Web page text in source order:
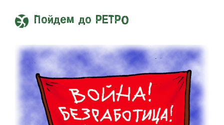
Пойдем до РЕТРО